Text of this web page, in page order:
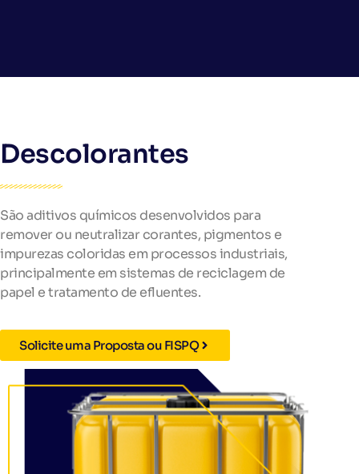
Descolorantes
São aditivos químicos desenvolvidos para
remover ou neutralizar corantes, pigmentos e
impurezas coloridas em processos industriais,
principalmente em sistemas de reciclagem de
papel e tratamento de efluentes.
Solicite uma Proposta ou FISPQ